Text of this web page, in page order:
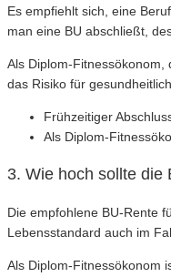
Es empfiehlt sich, eine
man eine BU abschließt,
Als Diplom-
das Risiko für
Frühzeitiger
Als Diplom-
3. Wie hoch sollte die
Die empfohlene BU-Rente
Lebensstandard auch im
Als Diplom-Fitnessökonom